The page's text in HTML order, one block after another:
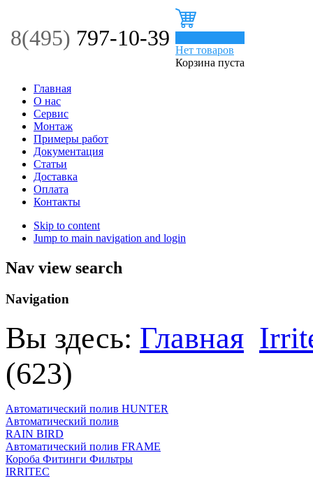
8(495) 797-10-39 Нет товаров
Корзина пуста
Главная
О нас
Сервис
Монтаж
Примеры работ
Документация
Статьи
Доставка
Оплата
Контакты
Skip to content
Jump to main navigation and login
Nav view search
Navigation
Вы здесь: Главная
(623)
Автоматический полив HUNTER
Автоматический полив
RAIN BIRD
Автоматический полив FRAME
Короба Фитинги Фильтры
IRRITEC